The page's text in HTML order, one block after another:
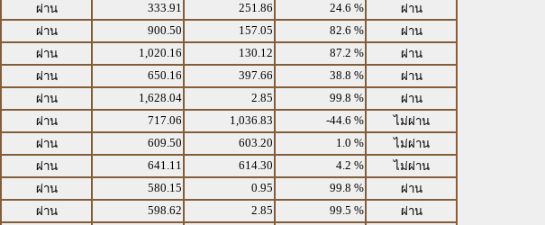
ผ่าน 333.91 251.86 24.6 %
ผ่าน
ผ่าน 900.50 157.05 82.6 %
ผ่าน
ผ่าน 1,020.16 130.12 87.2 %
ผ่าน
ผ่าน 650.16 397.66 38.8 %
ผ่าน
ผ่าน 1,628.04 2.85 99.8 %
ผ่าน
ผ่าน 717.06 1,036.83 -44.6 %
ไม่ผ่าน
ผ่าน 609.50 603.20 1.0 %
ไม่ผ่าน
ผ่าน 641.11 614.30 4.2 %
ไม่ผ่าน
ผ่าน 580.15 0.95 99.8 %
ผ่าน
ผ่าน 598.62 2.85 99.5 %
ผ่าน